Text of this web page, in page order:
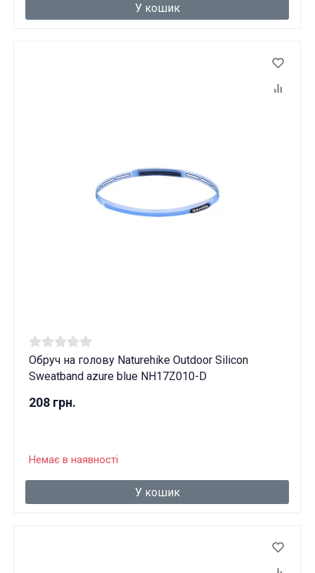
У кошик
Обруч на голову Naturehike Outdoor Silicon
Sweatband azure blue NH17Z010-D
208 грн.
Немає в наявності
У кошик